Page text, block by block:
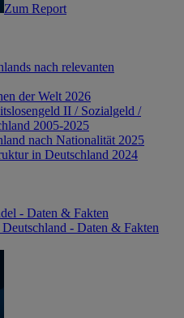
Zum Report
nach relevanten
der Welt 2026
II / Sozialgeld /
2005-2025
nach Nationalität 2025
in Deutschland 2024
- Daten & Fakten
- Daten & Fakten